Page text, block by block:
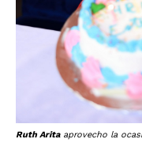
Ruth Aritaaprovecho la